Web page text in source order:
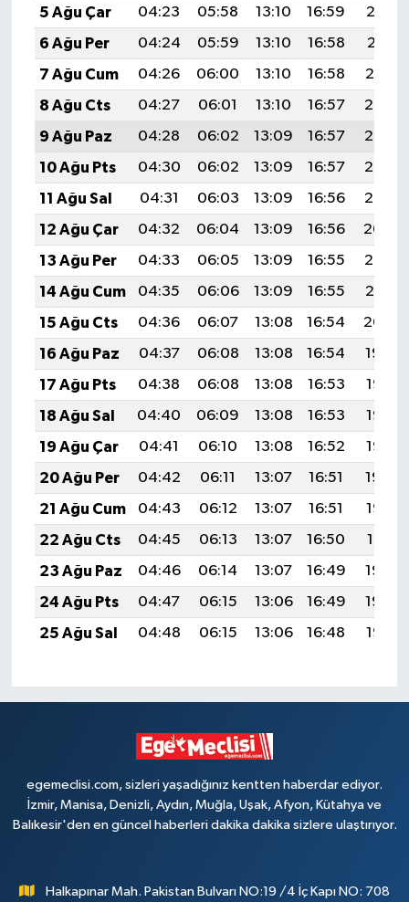
5 Ağu Çar
04:23 05:58 13:10 16:59
20:12
6 Ağu Per
04:24 05:59 13:10 16:58
20:11
7 Ağu Cum
04:26 06:00 13:10 16:58
20:10
8 Ağu Cts
04:27 06:01 13:10 16:57
20:08
9 Ağu Paz
04:28 06:02 13:09 16:57
20:07
10 Ağu Pts
04:30 06:02 13:09 16:57
20:06
11 Ağu Sal
04:31 06:03 13:09 16:56
20:05
12 Ağu Çar
04:32 06:04 13:09 16:56
20:04
13 Ağu Per
04:33 06:05 13:09 16:55
20:03
14 Ağu Cum
04:35 06:06 13:09 16:55
20:01
15 Ağu Cts
04:36 06:07 13:08 16:54
20:00
16 Ağu Paz
04:37 06:08 13:08 16:54
19:59
17 Ağu Pts
04:38 06:08 13:08 16:53
19:58
18 Ağu Sal
04:40 06:09 13:08 16:53
19:56
19 Ağu Çar
04:41 06:10 13:08 16:52
19:55
20 Ağu Per
04:42 06:11 13:07 16:51
19:54
21 Ağu Cum
04:43 06:12 13:07 16:51
19:52
22 Ağu Cts
04:45 06:13 13:07 16:50
19:51
23 Ağu Paz
04:46 06:14 13:07 16:49
19:49
24 Ağu Pts
04:47 06:15 13:06 16:49
19:48
25 Ağu Sal
04:48 06:15 13:06 16:48 19:47
egemeclisi.com, sizleri yaşadığınız kentten haberdar ediyor.
İzmir, Manisa, Denizli, Aydın, Muğla, Uşak, Afyon, Kütahya ve
Balıkesir'den en güncel haberleri dakika dakika sizlere ulaştırıyor.
Halkapınar Mah. Pakistan Bulvarı NO:19 /4 İç Kapı NO: 708